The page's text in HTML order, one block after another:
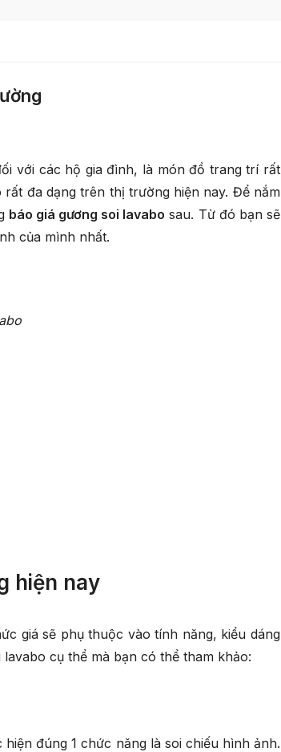
với các hộ gia đình, là món đồ trang trí rất
đa dạng trên thị trường hiện nay. Để nắm
báo giá gương soi lavabo sau. Từ đó bạn sẽ
của mình nhất.
hiện nay
giá sẽ phụ thuộc vào tính năng, kiểu dáng
lavabo cụ thể mà bạn có thể tham khảo:
đúng 1 chức năng là soi chiếu hình ảnh.